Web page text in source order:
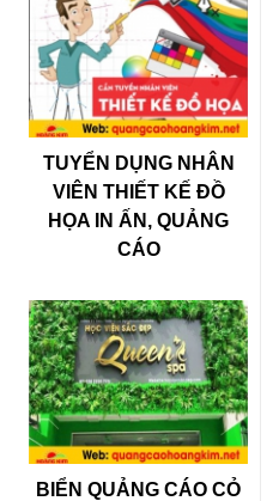
TUYỂN DỤNG NHÂN
VIÊN THIẾT KẾ ĐỒ
HỌA IN ẤN, QUẢNG
CÁO
BIỂN QUẢNG CÁO CỎ